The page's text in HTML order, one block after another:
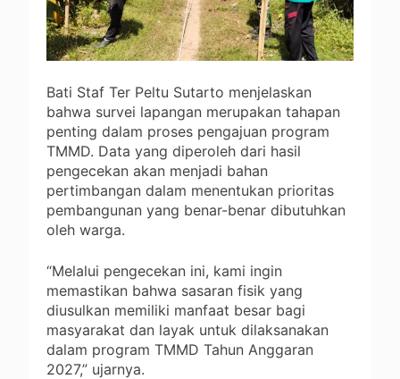
Bati Staf Ter Peltu Sutarto menjelaskan
bahwa survei lapangan merupakan tahapan
penting dalam proses pengajuan program
TMMD. Data yang diperoleh dari hasil
pengecekan akan menjadi bahan
pertimbangan dalam menentukan prioritas
pembangunan yang benar-benar dibutuhkan
oleh warga.
“Melalui pengecekan ini, kami ingin
memastikan bahwa sasaran fisik yang
diusulkan memiliki manfaat besar bagi
masyarakat dan layak untuk dilaksanakan
dalam program TMMD Tahun Anggaran
2027,” ujarnya.